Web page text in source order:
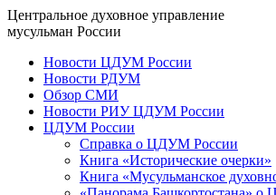
Центральное духовное управление
мусульман России
Новости ЦДУМ России
Новости РДУМ
Обзор СМИ
Новости РИУ ЦДУМ России
ЦДУМ России
Справка о ЦДУМ России
Книга «Исторические очерки»
Книга «Мусульманское